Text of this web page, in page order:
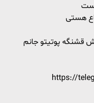
https://